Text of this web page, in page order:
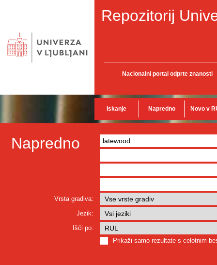
Repozitorij
Nacionalni portal odprte znanosti
Iskanje Napredno Novo v
Napredno
Vrsta gradiva:
Jezik:
Išči po:
Prikaži samo rezultate s celotnim